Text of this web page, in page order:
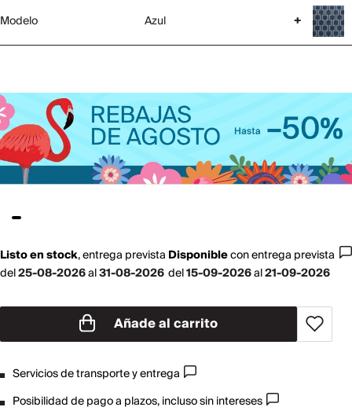
Modelo Azul +
Listo en stock,entrega prevista
del25-08-2026al31-08-2026
Disponibleconentrega prevista
del15-09-2026al21-09-2026
Añade al carrito
Servicios de transporte y entrega
Posibilidad de pago a plazos, incluso sin intereses